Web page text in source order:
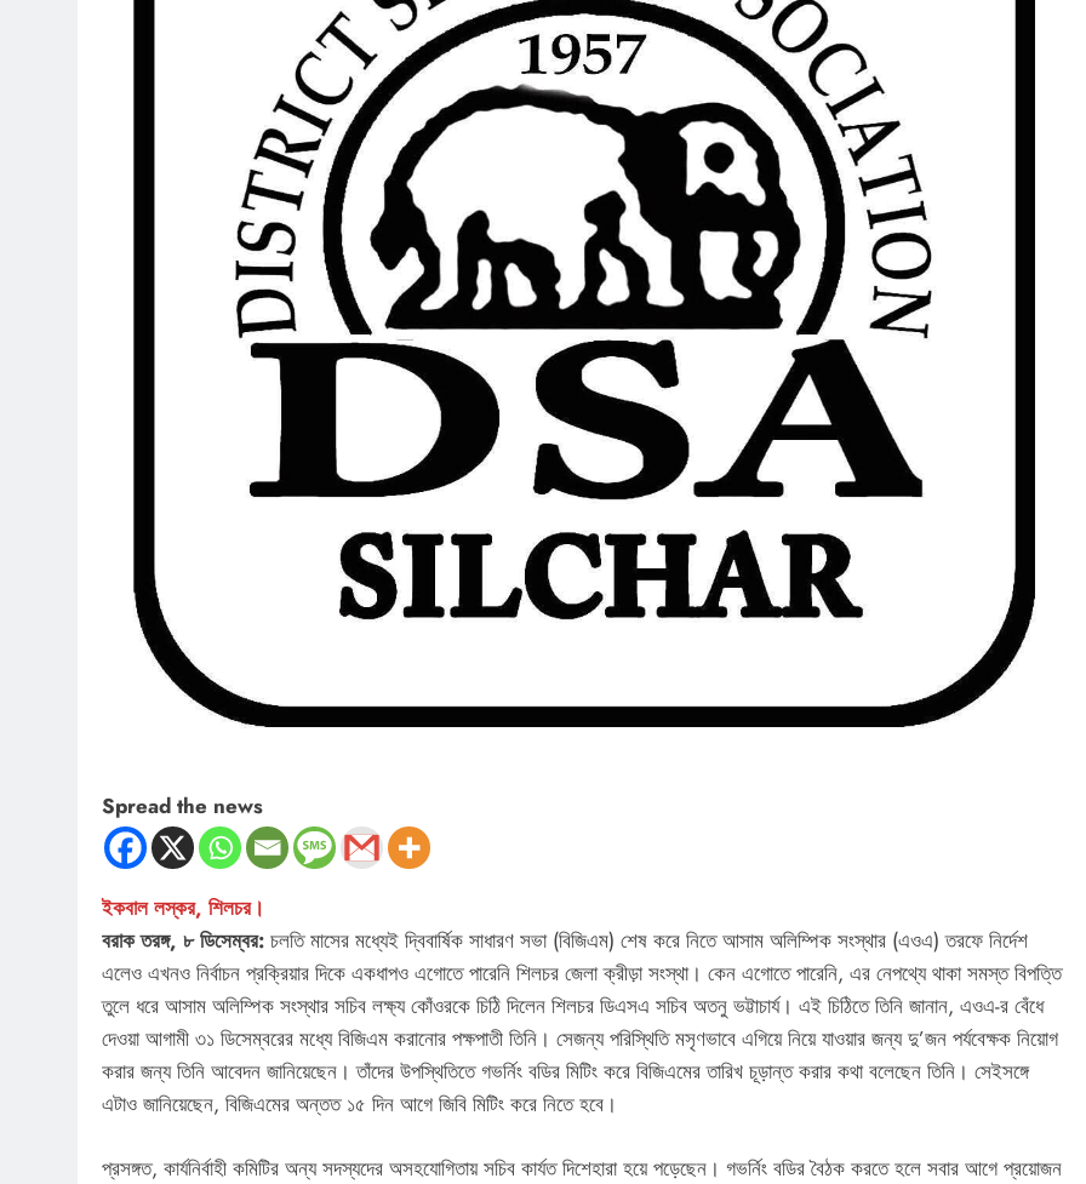
Spread the news
ইকবাল লস্কর, শিলচর।
বরাক তরঙ্গ, ৮ ডিসেম্বর: চলতি মাসের মধ্যেই দ্বিবার্ষিক সাধারণ সভা (বিজিএম) শেষ করে নিতে আসাম অলিম্পিক সংস্থার (এওএ) তরফে নির্দেশ
এলেও এখনও নির্বাচন প্রক্রিয়ার দিকে একধাপও এগোতে পারেনি শিলচর জেলা ক্রীড়া সংস্থা। কেন এগোতে পারেনি, এর নেপথ্যে থাকা সমস্ত বিপত্তি
তুলে ধরে আসাম অলিম্পিক সংস্থার সচিব লক্ষ্য কোঁওরকে চিঠি দিলেন শিলচর ডিএসএ সচিব অতনু ভট্টাচার্য। এই চিঠিতে তিনি জানান, এওএ-র বেঁধে
দেওয়া আগামী ৩১ ডিসেম্বরের মধ্যে বিজিএম করানোর পক্ষপাতী তিনি। সেজন্য পরিস্থিতি মসৃণভাবে এগিয়ে নিয়ে যাওয়ার জন্য দু’জন পর্যবেক্ষক নিয়োগ
করার জন্য তিনি আবেদন জানিয়েছেন। তাঁদের উপস্থিতিতে গভর্নিং বডির মিটিং করে বিজিএমের তারিখ চূড়ান্ত করার কথা বলেছেন তিনি। সেইসঙ্গে
এটাও জানিয়েছেন, বিজিএমের অন্তত ১৫ দিন আগে জিবি মিটিং করে নিতে হবে।
প্রসঙ্গত, কার্যনির্বাহী কমিটির অন্য সদস্যদের অসহযোগিতায় সচিব কার্যত দিশেহারা হয়ে পড়েছেন। গভর্নিং বডির বৈঠক করতে হলে সবার আগে প্রয়োজন